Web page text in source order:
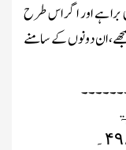
برا ہے اور اگر اس طرح
ان دونوں کے سامنے
۔